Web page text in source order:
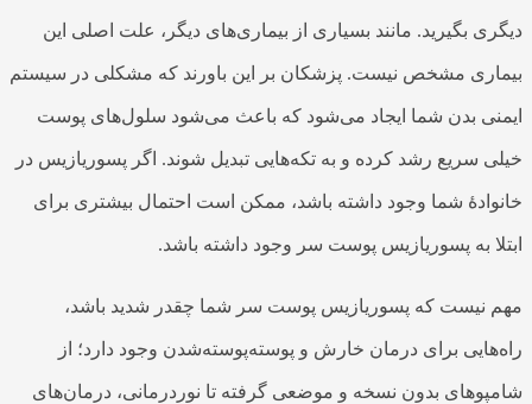
دیگری بگیرید. مانند بسیاری از بیماری‌های دیگر، علت اصلی این
بیماری مشخص نیست. پزشکان بر این باورند که مشکلی در سیستم
ایمنی بدن شما ایجاد می‌شود که باعث می‌شود سلول‌های پوست
خیلی سریع رشد کرده و به تکه‌هایی تبدیل شوند. اگر پسوریازیس در
خانوادهٔ شما وجود داشته باشد، ممکن است احتمال بیشتری برای
ابتلا به پسوریازیس پوست سر وجود داشته باشد.
مهم نیست که پسوریازیس پوست سر شما چقدر شدید باشد،
راه‌هایی برای درمان خارش و پوسته‌پوسته‌شدن وجود دارد؛ از
شامپوهای بدون نسخه و موضعی گرفته تا نوردرمانی، درمان‌های